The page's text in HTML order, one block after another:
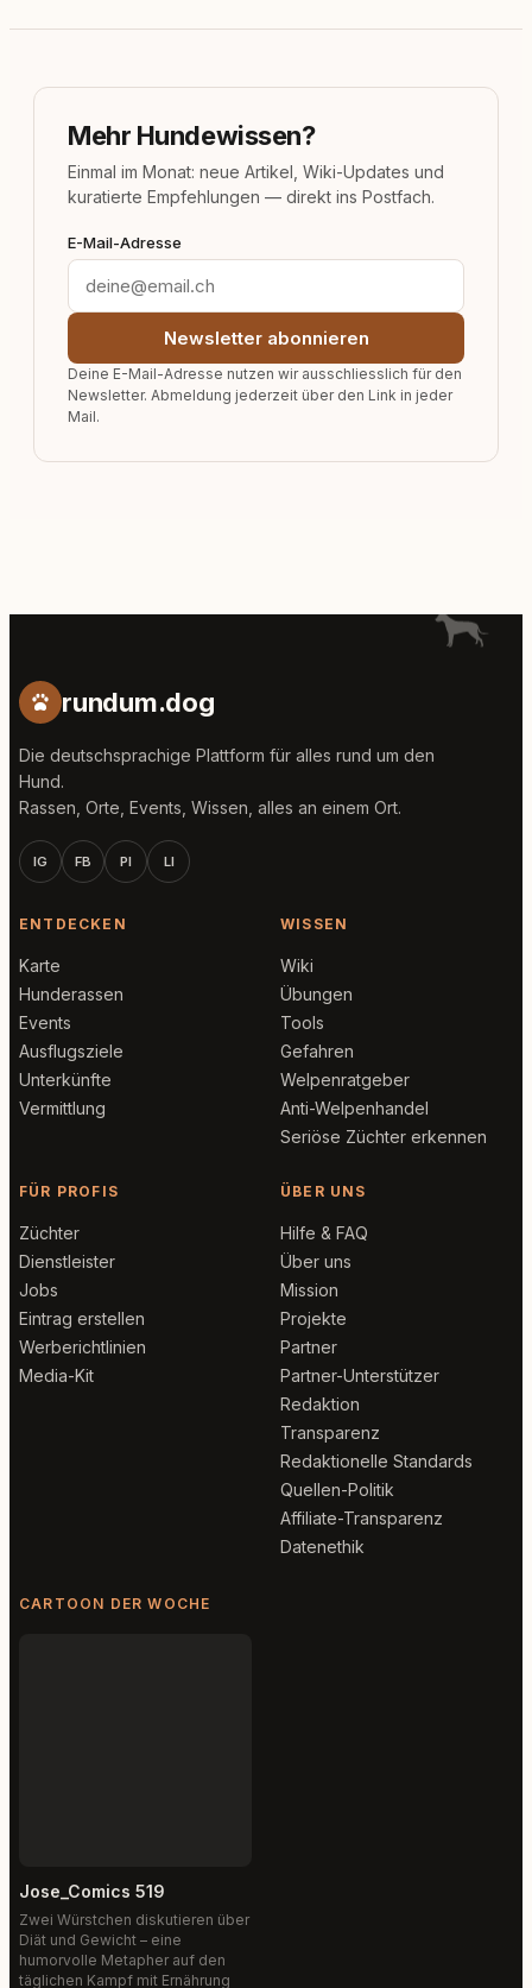
Mehr Hundewissen?
Einmal im Monat: neue Artikel, Wiki-Updates und
kuratierte Empfehlungen — direkt ins Postfach.
E-Mail-Adresse
Newsletter abonnieren
Deine E-Mail-Adresse nutzen wir ausschliesslich für den
Newsletter. Abmeldung jederzeit über den Link in jeder
Mail.
rundum.dog
Die deutschsprachige Plattform für alles rund um den
Hund.
Rassen, Orte, Events, Wissen, alles an einem Ort.
IG FB PI LI
ENTDECKEN
Karte
Hunderassen
Events
Ausflugsziele
Unterkünfte
Vermittlung
WISSEN
Wiki
Übungen
Tools
Gefahren
Welpenratgeber
Anti-Welpenhandel
Seriöse Züchter erkennen
FÜR PROFIS
Züchter
Dienstleister
Jobs
Eintrag erstellen
Werberichtlinien
Media-Kit
ÜBER UNS
Hilfe & FAQ
Über uns
Mission
Projekte
Partner
Partner-Unterstützer
Redaktion
Transparenz
Redaktionelle Standards
Quellen-Politik
Affiliate-Transparenz
Datenethik
CARTOON DER WOCHE
Jose_Comics 519
Zwei Würstchen diskutieren über
Diät und Gewicht – eine
humorvolle Metapher auf den
täglichen Kampf mit Ernährung